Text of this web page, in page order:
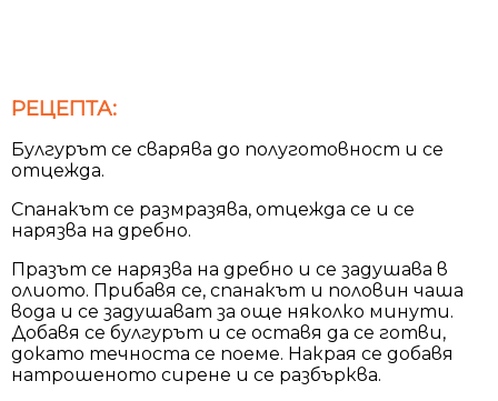
РЕЦЕПТА:
Булгурът се сварява до полуготовност и се
отцежда.
Спанакът се размразява, отцежда се и се
нарязва на дребно.
Празът се нарязва на дребно и се задушава в
олиото. Прибавя се, спанакът и половин чаша
вода и се задушават за още няколко минути.
Добавя се булгурът и се оставя да се готви,
докато течноста се поеме. Накрая се добавя
натрошеното сирене и се разбърква.